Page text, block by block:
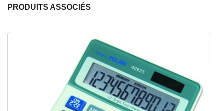
PRODUITS ASSOCIÉS